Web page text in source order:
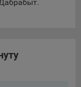
целевой